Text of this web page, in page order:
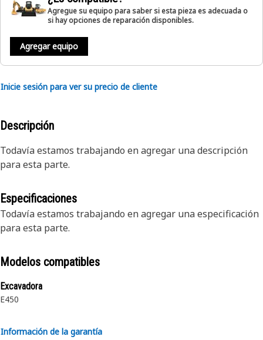
Agregue su equipo para saber si esta pieza es adecuada o
si hay opciones de reparación disponibles.
Agregar equipo
Inicie sesión para ver su precio de cliente
Descripción
Todavía estamos trabajando en agregar una descripción
para esta parte.
Especificaciones
Todavía estamos trabajando en agregar una especificación
para esta parte.
Modelos compatibles
Excavadora
E450
Información de la garantía